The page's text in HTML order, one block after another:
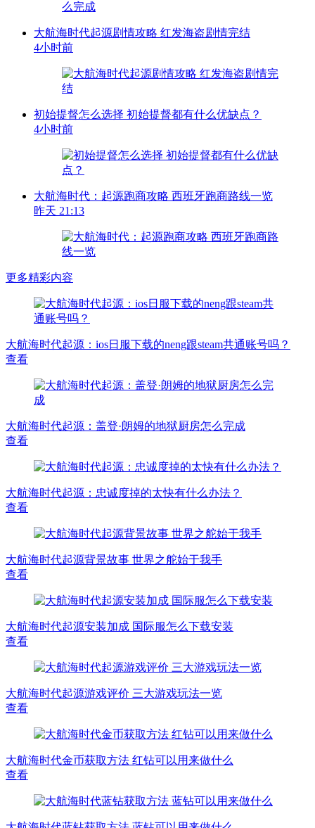
大航海时代起源剧情攻略 红发海盗剧情完结
4小时前
初始提督怎么选择 初始提督都有什么优缺点？
4小时前
大航海时代：起源跑商攻略 西班牙跑商路线一览
昨天 21:13
更多精彩内容
大航海时代起源：ios日服下载的neng跟steam共通账号吗？
查看
大航海时代起源：盖登·朗姆的地狱厨房怎么完成
查看
大航海时代起源：忠诚度掉的太快有什么办法？
查看
大航海时代起源背景故事 世界之舵始于我手
查看
大航海时代起源安装加成 国际服怎么下载安装
查看
大航海时代起源游戏评价 三大游戏玩法一览
查看
大航海时代金币获取方法 红钻可以用来做什么
查看